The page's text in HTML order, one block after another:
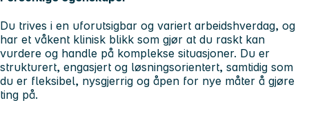
Du trives i en uforutsigbar og variert arbeidshverdag, og
har et våkent klinisk blikk som gjør at du raskt kan
vurdere og handle på komplekse situasjoner. Du er
strukturert, engasjert og løsningsorientert, samtidig som
du er fleksibel, nysgjerrig og åpen for nye måter å gjøre
ting på.